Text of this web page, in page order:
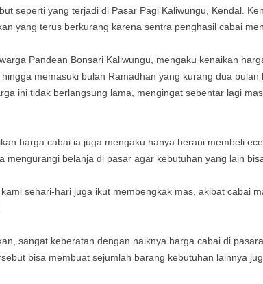
seperti yang terjadi di Pasar Pagi Kaliwungu, Kendal.
yang terus berkurang karena sentra penghasil cabai
Pandean Bonsari Kaliwungu, mengaku kenaikan
memasuki bulan Ramadhan yang kurang dua
ini tidak berlangsung lama, mengingat sebentar lagi
harga cabai ia juga mengaku hanya berani membeli
mengurangi belanja di pasar agar kebutuhan yang lain
sehari-hari juga ikut membengkak mas, akibat cabai
sangat keberatan dengan naiknya harga cabai di
bisa membuat sejumlah barang kebutuhan lainnya